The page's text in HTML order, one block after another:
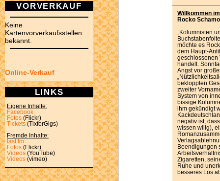
VORVERKAUF
Keine
Kartenvorverkaufsstellen
bekannt.
Online-Verkauf
LINKS
Eigene Inhalte:
Facebook
Fotos (Flickr)
Tickets (TixforGigs)
Fremde Inhalte:
last.fm
Fotos (Flickr)
Videos (YouTube)
Videos (vimeo)
Willkommen
Rocko
„Kolumnisten
möchte es
dem Haupt-
geschlossenen
handelt.
Angst vor
bekloppten
zweiter
System von
bissige
ihm gekündigt
negativ ist,
wissen willg),
Beendigungen
Zigaretten,
Ruhe und
besseres Los